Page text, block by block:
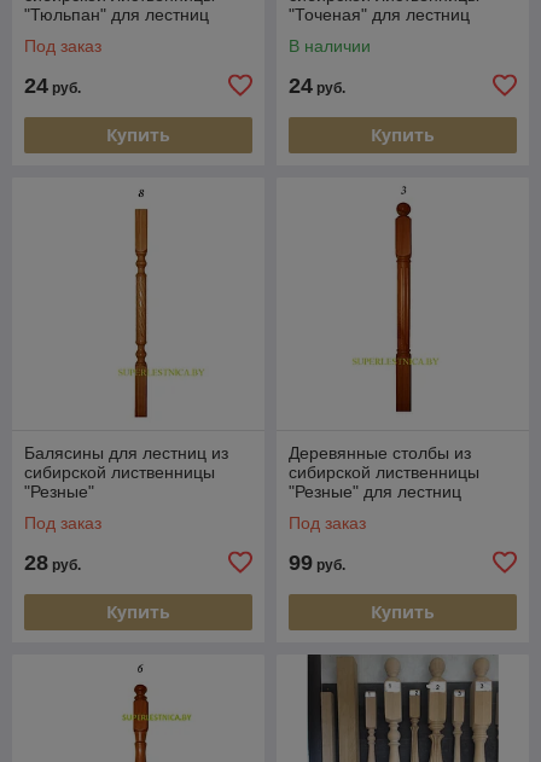
"Тюльпан" для лестниц
Под заказ
24 руб.
Купить
"Точеная" для лестниц
В наличии
24 руб.
Купить
Балясины для лестниц из
сибирской лиственницы
"Резные"
Под заказ
28 руб.
Купить
Деревянные столбы из
сибирской лиственницы
"Резные" для лестниц
Под заказ
99 руб.
Купить